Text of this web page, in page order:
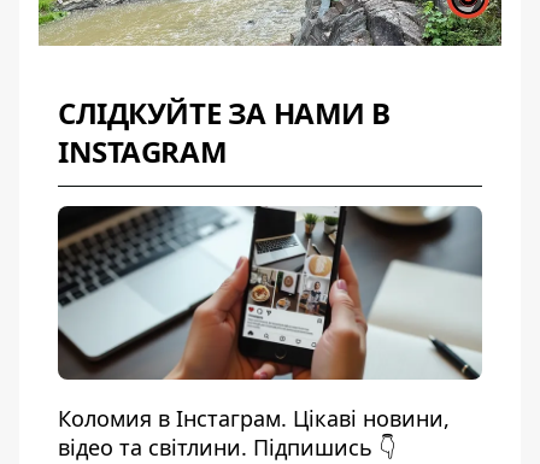
СЛІДКУЙТЕ ЗА НАМИ В
INSTAGRAM
Коломия в Інстаграм. Цікаві новини,
відео та світлини. Підпишись 👇